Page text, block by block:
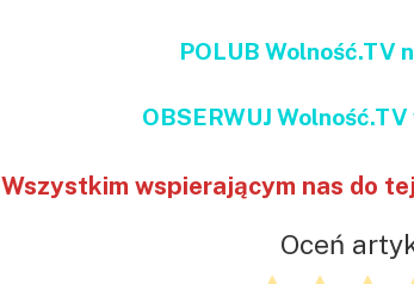
POLUB Wolność.TV
OBSERWUJ
Wszystkim wspierającym nas do
Oceń